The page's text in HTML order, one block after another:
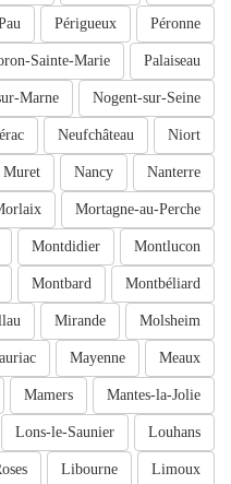
Péronne
Périgueux
Palaiseau
Sainte-Marie
Nogent-sur-Seine
Marne
Niort
Neufchâteau
Nanterre
Nancy
Muret
Mortagne-au-Perche
Montlucon
Montdidier
Montbéliard
Montbard
Molsheim
Mirande
Meaux
Mayenne
Mantes-la-Jolie
Mamers
Louhans
Lons-le-Saunier
Limoux
Libourne